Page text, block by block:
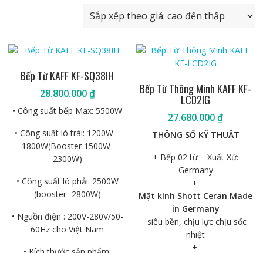
xếp
cao
thấp
Bếp Từ KAFF KF-SQ38IH
28.800.000₫
• Công suất bếp Max: 5500W
• Công suất lò trái: 1200W –
1800W(Booster 1500W-
2300W)
• Công suất lò phải: 2500W
(booster- 2800W)
• Nguồn điện : 200V-280V/50-
60Hz cho Việt Nam
Bếp Từ Thông Minh KAFF KF-
LCD2IG
27.680.000₫
THÔNG SỐ KỸ THUẬT
+ Bếp 02 từ – Xuất Xứ:
Germany
+
Mặt kính Shott Ceran Made
in Germany
siêu bền, chịu lực chịu sốc
nhiệt
+